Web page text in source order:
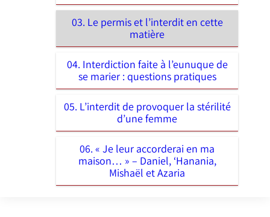
03. Le permis et l’interdit en cette
matière
04. Interdiction faite à l’eunuque de
se marier : questions pratiques
05. L’interdit de provoquer la stérilité
d’une femme
06. « Je leur accorderai en ma
maison… » – Daniel, ‘Hanania,
Mishaël et Azaria